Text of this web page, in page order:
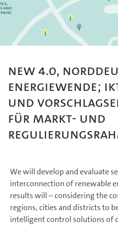
and
NEW 4.0,
Energiewende;
und
für Markt- und
We will develop and evaluate
interconnection of renewable
results will – considering the
regions, cities and districts to
intelligent control solutions of